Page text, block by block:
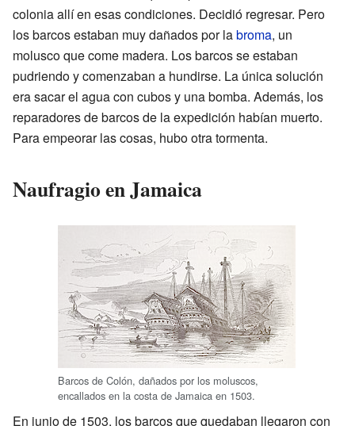
colonia allí en esas condiciones. Decidió regresar. Pero
los barcos estaban muy dañados por labroma, un
molusco que come madera. Los barcos se estaban
pudriendo y comenzaban a hundirse. La única solución
era sacar el agua con cubos y una bomba. Además, los
reparadores de barcos de la expedición habían muerto.
Para empeorar las cosas, hubo otra tormenta.
Naufragio en Jamaica
Barcos de Colón, dañados por los moluscos,
encallados en la costa de Jamaica en 1503.
En junio de 1503, los barcos que quedaban llegaron con